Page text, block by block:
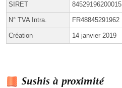
SIRET 84529196200015
N° TVA Intra. FR48845291962
Création 14 janvier 2019
Sushis à proximité